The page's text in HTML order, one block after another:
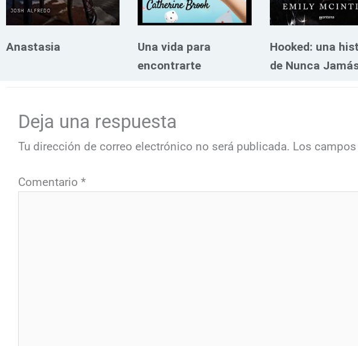
Anastasia
Una vida para
encontrarte
Hooked: una
de Nunca
Deja una respuesta
Tu dirección de correo electrónico no será publicada. Los
Comentario *